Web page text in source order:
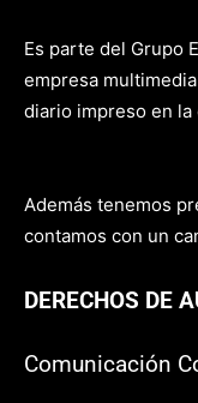
Es parte del Grupo
empresa
diario impreso en
Además tenemos
contamos con un
DERECHOS DE
Comunicación